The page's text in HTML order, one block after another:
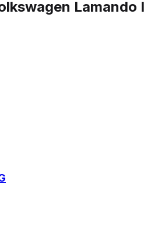
Lamando I